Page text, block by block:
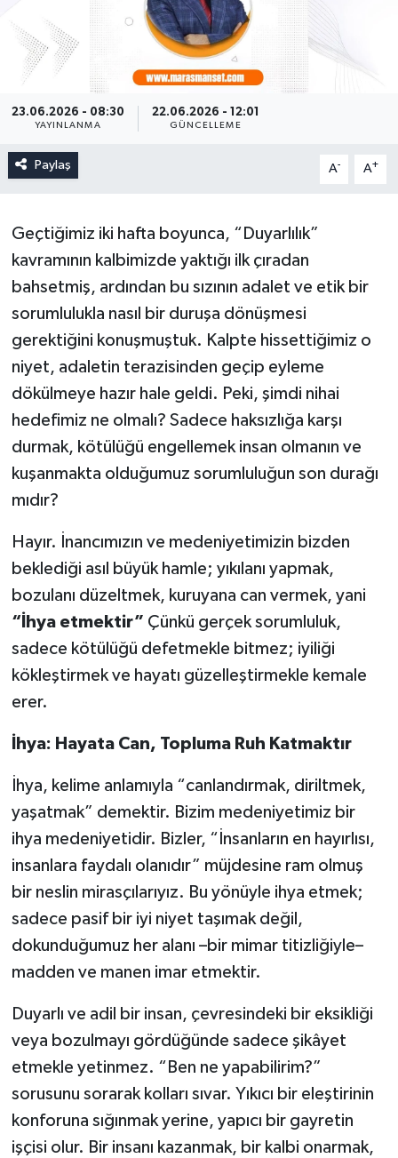
23.06.2026 - 08:30
YAYINLANMA
22.06.2026 - 12:01
GÜNCELLEME
Paylaş A- A+
Geçtiğimiz iki hafta boyunca, “Duyarlılık”
kavramının kalbimizde yaktığı ilk çıradan
bahsetmiş, ardından bu sızının adalet ve etik bir
sorumlulukla nasıl bir duruşa dönüşmesi
gerektiğini konuşmuştuk. Kalpte hissettiğimiz o
niyet, adaletin terazisinden geçip eyleme
dökülmeye hazır hale geldi. Peki, şimdi nihai
hedefimiz ne olmalı? Sadece haksızlığa karşı
durmak, kötülüğü engellemek insan olmanın ve
kuşanmakta olduğumuz sorumluluğun son durağı
mıdır?
Hayır. İnancımızın ve medeniyetimizin bizden
beklediği asıl büyük hamle; yıkılanı yapmak,
bozulanı düzeltmek, kuruyana can vermek, yani
“İhya etmektir” Çünkü gerçek sorumluluk,
sadece kötülüğü defetmekle bitmez; iyiliği
kökleştirmek ve hayatı güzelleştirmekle kemale
erer.
İhya: Hayata Can, Topluma Ruh Katmaktır
İhya, kelime anlamıyla “canlandırmak, diriltmek,
yaşatmak” demektir. Bizim medeniyetimiz bir
ihya medeniyetidir. Bizler, “İnsanların en hayırlısı,
insanlara faydalı olanıdır” müjdesine ram olmuş
bir neslin mirasçılarıyız. Bu yönüyle ihya etmek;
sadece pasif bir iyi niyet taşımak değil,
dokunduğumuz her alanı –bir mimar titizliğiyle–
madden ve manen imar etmektir.
Duyarlı ve adil bir insan, çevresindeki bir eksikliği
veya bozulmayı gördüğünde sadece şikâyet
etmekle yetinmez. “Ben ne yapabilirim?”
sorusunu sorarak kolları sıvar. Yıkıcı bir eleştirinin
konforuna sığınmak yerine, yapıcı bir gayretin
işçisi olur. Bir insanı kazanmak, bir kalbi onarmak,